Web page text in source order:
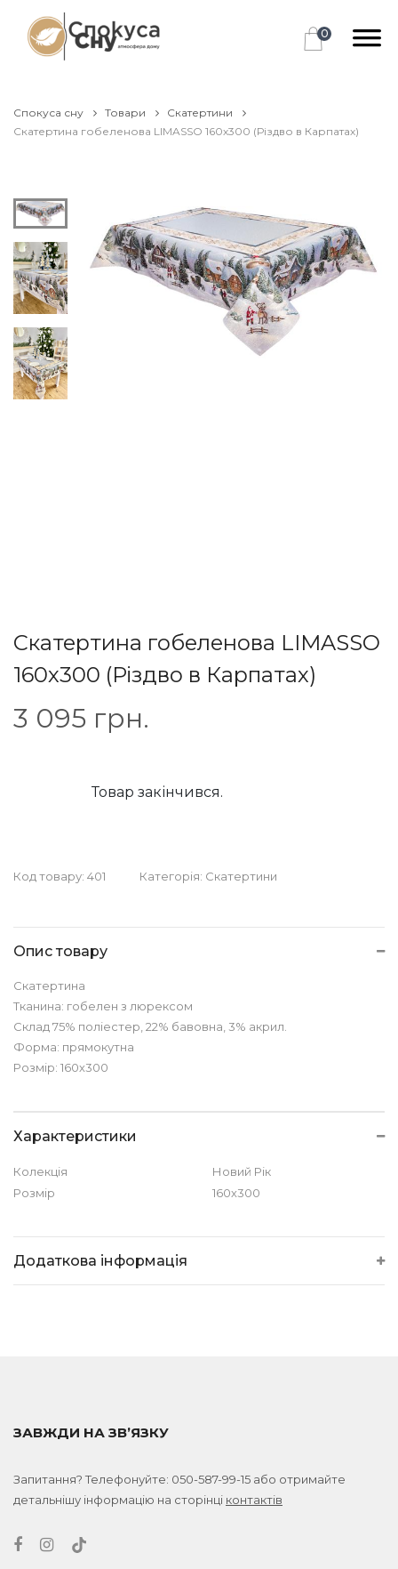
0
Спокуса сну Товари
Скатертини
Скатертина гобеленова LIMASSO 160х300 (Різдво в Карпатах)
Скатертина гобеленова LIMASSO
160х300 (Різдво в Карпатах)
3 095 грн.
Товар закінчився.
Код товару: 401 Категорія: Скатертини
Опис товару
Скатертина
Тканина: гобелен з люрексом
Склад 75% поліестер, 22% бавовна, 3% акрил.
Форма: прямокутна
Розмір: 160х300
Характеристики
Колекція
Новий Рік
Розмір
160х300
Додаткова інформація
ЗАВЖДИ НА ЗВ’ЯЗКУ
Запитання? Телефонуйте: 050-587-99-15 або отримайте
детальнішу інформацію на сторінці контактів